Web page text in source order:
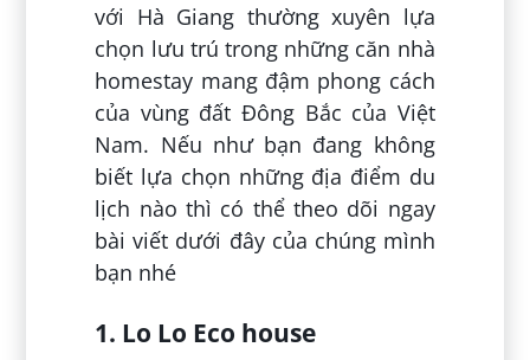
với Hà Giang thường xuyên lựa
chọn lưu trú trong những căn nhà
homestay mang đậm phong cách
của vùng đất Đông Bắc của Việt
Nam. Nếu như bạn đang không
biết lựa chọn những địa điểm du
lịch nào thì có thể theo dõi ngay
bài viết dưới đây của chúng mình
bạn nhé
1. Lo Lo Eco house